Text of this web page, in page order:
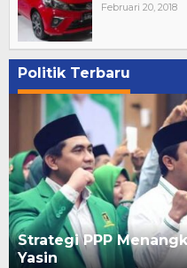
Februari 20, 2018
Politik Terbaru
Strategi PPP
Yasin